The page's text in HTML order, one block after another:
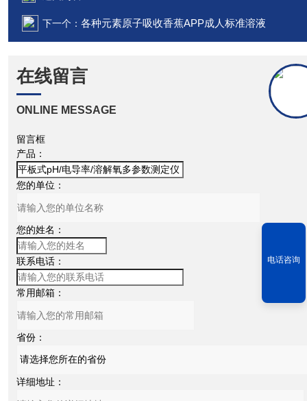
下一个： 各种元素原子吸收香蕉APP成人标准溶液
在线留言
ONLINE MESSAGE
留言框
产品：
您的单位：
您的姓名：
联系电话：
常用邮箱：
省份：
详细地址：
电话咨询